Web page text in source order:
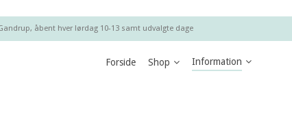
åbent hver lørdag 10-13 samt udvalgte dage
Forside Shop Information